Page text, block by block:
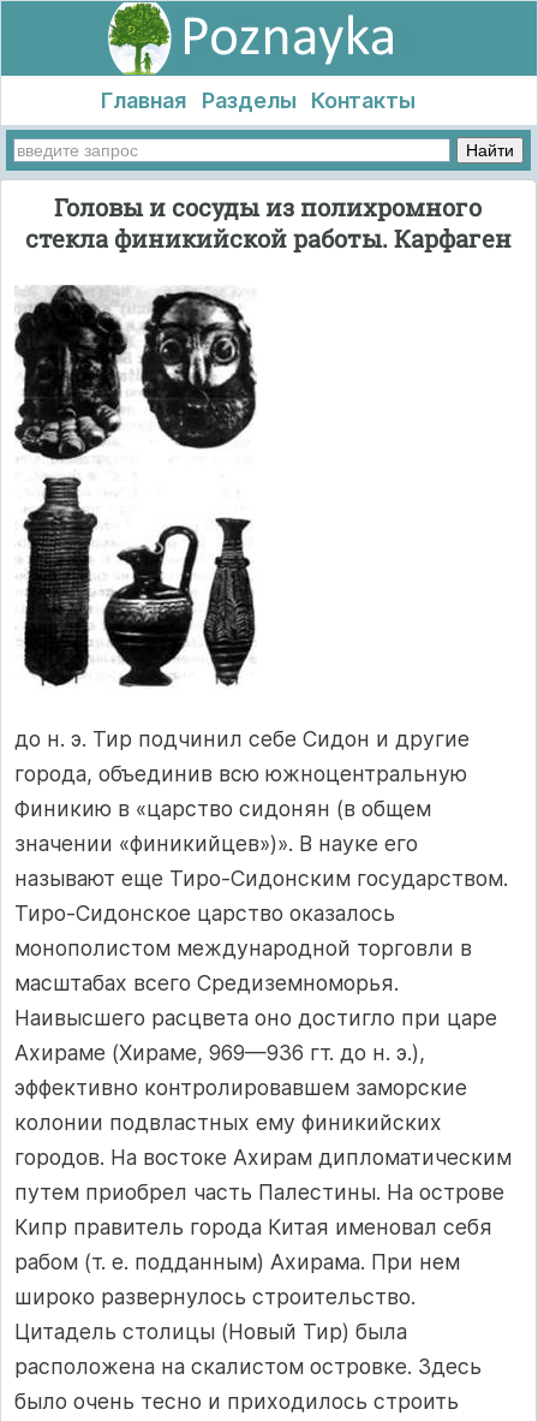
Главная Разделы Контакты
Головы и сосуды из полихромного
стекла финикийской работы. Карфаген
до н. э. Тир подчинил себе Сидон и другие
города, объединив всю южноцентральную
Финикию в «царство сидонян (в общем
значении «финикийцев»)». В науке его
называют еще Тиро-Сидонским государством.
Тиро-Сидонское царство оказалось
монополистом международной торговли в
масштабах всего Средиземноморья.
Наивысшего расцвета оно достигло при царе
Ахираме (Хираме, 969—936 гт. до н. э.),
эффективно контролировавшем заморские
колонии подвластных ему финикийских
городов. На востоке Ахирам дипломатическим
путем приобрел часть Палестины. На острове
Кипр правитель города Китая именовал себя
рабом (т. е. подданным) Ахирама. При нем
широко развернулось строительство.
Цитадель столицы (Новый Тир) была
расположена на скалистом островке. Здесь
было очень тесно и приходилось строить